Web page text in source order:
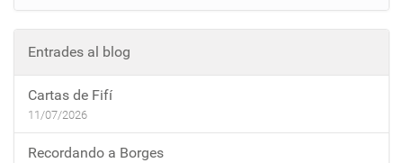
Entrades al blog
Cartas de Fifí
11/07/2026
Recordando a Borges